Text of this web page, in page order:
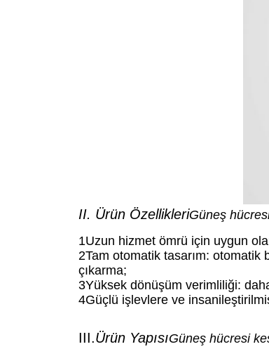
II. Ürün ÖzellikleriGüneş
1Uzun hizmet ömrü için uygun
2Tam otomatik tasarım:
çıkarma;
3Yüksek dönüşüm verimliliği:
4Güçlü işlevlere ve
III.Ürün YapısıGüneş hücresi